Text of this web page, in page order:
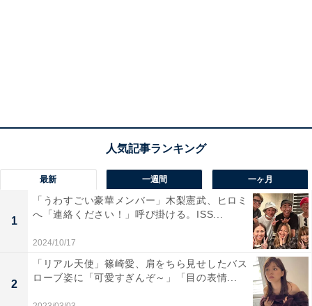
最新 一週間 一ヶ月
1
「うわすごい豪華メンバー」木梨憲武、ヒロミ
へ「連絡ください！」呼び掛ける。ISS...
2024/10/17
2
「リアル天使」篠崎愛、肩をちら見せしたバス
ローブ姿に「可愛すぎんぞ～」「目の表情...